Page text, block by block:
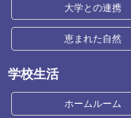
大学との連携
恵まれた自然
学校生活
ホームルーム